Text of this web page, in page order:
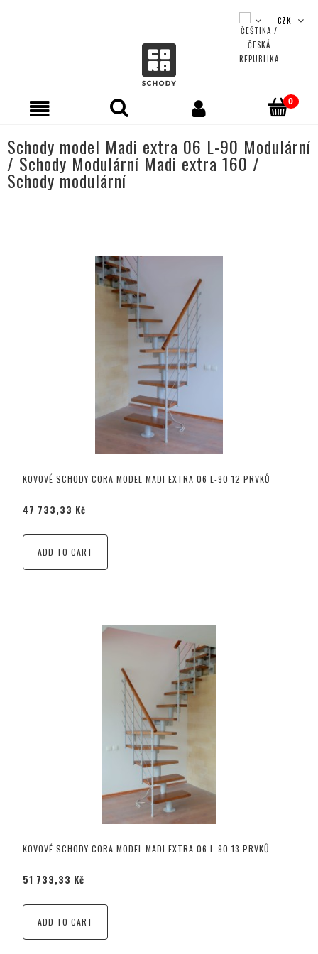
Schody model Madi extra 06 L-90 Modulární
/ Schody Modulární Madi extra 160 /
Schody modulární
KOVOVÉ SCHODY CORA MODEL MADI EXTRA 06 L-90 12 PRVKŮ
47 733,33 Kč
ADD TO CART
KOVOVÉ SCHODY CORA MODEL MADI EXTRA 06 L-90 13 PRVKŮ
51 733,33 Kč
ADD TO CART